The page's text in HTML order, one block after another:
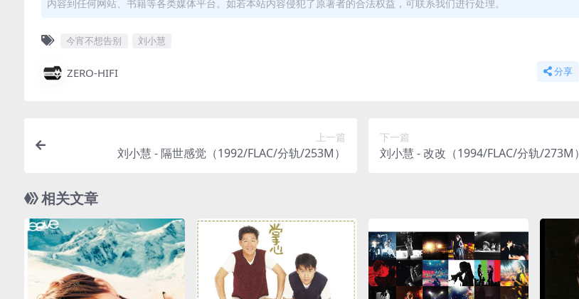
内容到任何网站、书籍等各类媒体平台。如若本站内容侵犯了原著者的合法权益，可联系我们进行处理。
今宵不想告别 刘小慧
ZERO-HIFI 分享
上一篇
刘小慧 - 隔世感觉（1992/FLAC/分轨/253M）
下一篇
刘小慧 - 改改（1994/FLAC/分轨/273M）
相关文章